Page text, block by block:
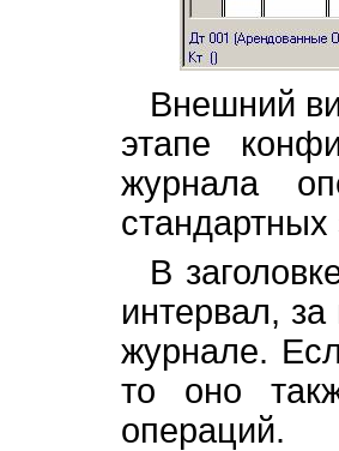
Внешний
этапе
журнала
В
интервал,
журнале.
то оно
операций.